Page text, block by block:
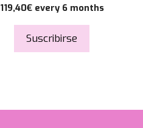
119,40€ every 6 months
Suscribirse